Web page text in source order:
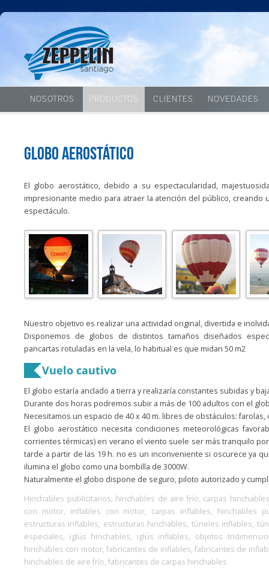
NOSOTROS PRODUCTOS CLIENTES NOVEDADES
Globo aerostático
El globo aerostático, debido a su espectacularidad,
impresionante medio para atraer la atención del público, creando
espectáculo.
Nuestro objetivo es realizar una actividad original, divertida e
Disponemos de globos de distintos tamaños diseñados
pancartas rotuladas en la vela, lo habitual es que midan 50 m2
Vuelo cautivo
El globo estaría anclado a tierra y realizaría constantes subidas y
Durante dos horas podremos subir a más de 100 adultos con el
Necesitamos un espacio de 40 x 40 m. libres de obstáculos: farolas,
El globo aerostático necesita condiciones meteorológicas
corrientes térmicas) en verano el viento suele ser más tranquilo
tarde a partir de las 19 h. no es un inconveniente si oscurece ya
ilumina el globo como una bombilla de 3000W.
Naturalmente el globo dispone de seguro, piloto autorizado y
Hinchables publicitarios, hinchables de aire frío, carpas
con motor, inflables con motor, carpas inflables, hinchables
estructuras inflables, estructuras hinchables, túneles inflables,
especiales, iglús hinchables, iglús inflables, objetos
hinchables con motor, fabricantes de inflables, fabricantes de
hinchables de aire frío, fabricantes de carpas hinchables